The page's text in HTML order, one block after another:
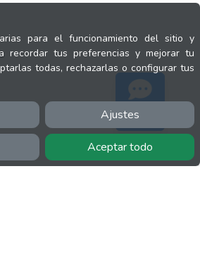
para el funcionamiento del sitio y
recordar tus preferencias y mejorar tu
todas, rechazarlas o configurar tus
Ajustes
Aceptar todo
Soporte